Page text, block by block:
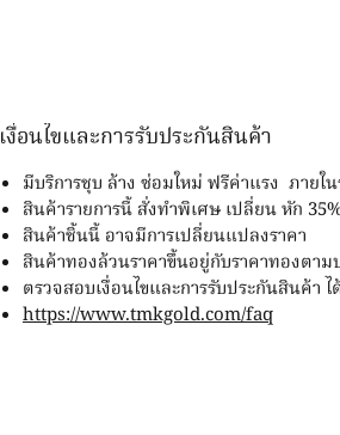
เงื่อนไขและการรับประกันสินค้า
มีบริการชุบ ล้าง ซ่อมใหม่ ฟรีค่าแรง ภายใน
สินค้ารายการนี้ สั่งทำพิเศษ เปลี่ยน หัก
สินค้าชิ้นนี้ อาจมีการเปลี่ยนแปลงราคา
สินค้าทองล้วนราคาขึ้นอยู่กับราคาทองตาม
ตรวจสอบเงื่อนไขและการรับประกันสินค้า ไ
https://www.tmkgold.com/faq